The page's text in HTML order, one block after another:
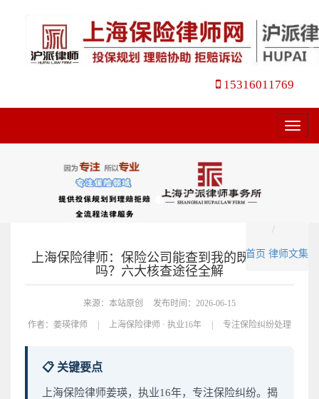
15316011769
菜
单
首页 律师文集
上海保险律师：保险公司能查到我的既往病史
吗？六大核查途径全解
来源：本站原创 发布时间：2026-06-15
作者： 姜瑛律师 | 上海保险律师 · 执业16年 | 专注保险纠纷处理
📋 关键要点
上海保险律师姜瑛，执业16年，专注保险纠纷。揭